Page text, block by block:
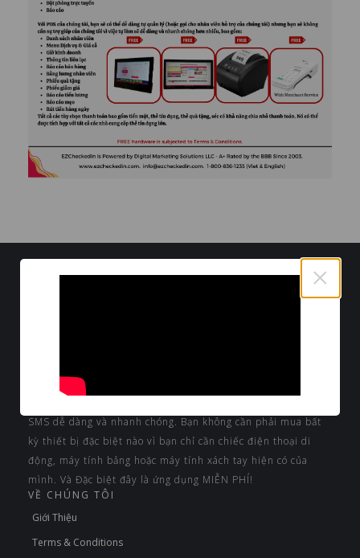
thời EZCheckedIn cũng giúp chủ doanh nghiệp quản lý và
SMS dễ dàng và nhanh chóng. Bạn không cần phải mua bất
kỳ thiết bị đặc biệt nào vì bạn chỉ cần chiếc điện thoại di
động, máy tính bảng hoặc máy tính xách tay hiện có của
mình. Và Đặc biệt đây là ứng dụng MIỄN PHÍ!
VỀ CHÚNG TÔI
Giới Thiệu
Terms & Conditions
×